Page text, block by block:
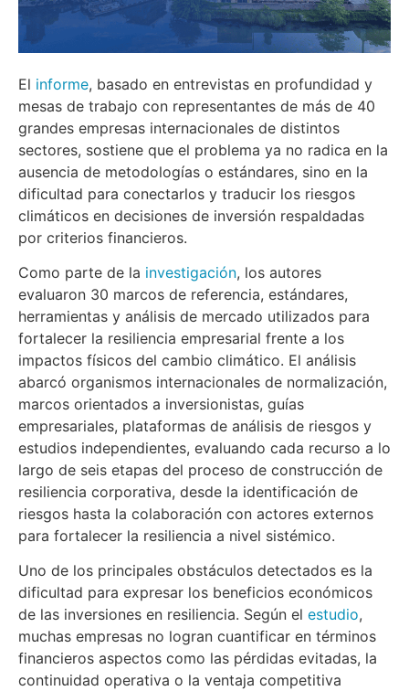
El informe, basado en entrevistas en profundidad y
mesas de trabajo con representantes de más de 40
grandes empresas internacionales de distintos
sectores, sostiene que el problema ya no radica en la
ausencia de metodologías o estándares, sino en la
dificultad para conectarlos y traducir los riesgos
climáticos en decisiones de inversión respaldadas
por criterios financieros.
Como parte de la investigación, los autores
evaluaron 30 marcos de referencia, estándares,
herramientas y análisis de mercado utilizados para
fortalecer la resiliencia empresarial frente a los
impactos físicos del cambio climático. El análisis
abarcó organismos internacionales de normalización,
marcos orientados a inversionistas, guías
empresariales, plataformas de análisis de riesgos y
estudios independientes, evaluando cada recurso a lo
largo de seis etapas del proceso de construcción de
resiliencia corporativa, desde la identificación de
riesgos hasta la colaboración con actores externos
para fortalecer la resiliencia a nivel sistémico.
Uno de los principales obstáculos detectados es la
dificultad para expresar los beneficios económicos
de las inversiones en resiliencia. Según el estudio,
muchas empresas no logran cuantificar en términos
financieros aspectos como las pérdidas evitadas, la
continuidad operativa o la ventaja competitiva